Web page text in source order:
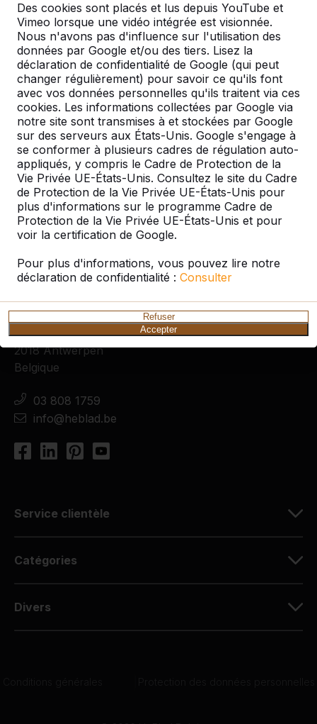
Des cookies sont placés et lus depuis YouTube et
Vimeo lorsque une vidéo intégrée est visionnée.
Nous n'avons pas d'influence sur l'utilisation des
données par Google et/ou des tiers. Lisez la
déclaration de confidentialité de Google (qui peut
changer régulièrement) pour savoir ce qu'ils font
avec vos données personnelles qu'ils traitent via ces
cookies. Les informations collectées par Google via
notre site sont transmises à et stockées par Google
sur des serveurs aux États-Unis. Google s'engage à
se conformer à plusieurs cadres de régulation auto-
appliqués, y compris le Cadre de Protection de la
Vie Privée UE-États-Unis. Consultez le site du Cadre
de Protection de la Vie Privée UE-États-Unis pour
plus d'informations sur le programme Cadre de
Protection de la Vie Privée UE-États-Unis et pour
voir la certification de Google.
Pour plus d'informations, vous pouvez lire notre
déclaration de confidentialité : Consulter
Refuser
Accepter
Tennis de table Cour d’école Livraison gratuit
Des tables de ping-pong L'espace public
HeBlad Belgique
Lange Lozanastraat 142
2018 Antwerpen
Belgique
03 808 1759
info@heblad.be
Service clientèle
Catégories
Divers